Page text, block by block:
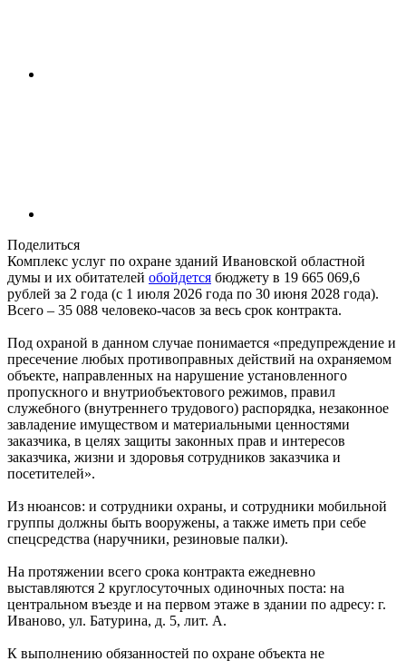
Поделиться
Комплекс услуг по охране зданий Ивановской областной
думы и их обитателей обойдется бюджету в 19 665 069,6
рублей за 2 года (с 1 июля 2026 года по 30 июня 2028 года).
Всего – 35 088 человеко-часов за весь срок контракта.
Под охраной в данном случае понимается «предупреждение и
пресечение любых противоправных действий на охраняемом
объекте, направленных на нарушение установленного
пропускного и внутриобъектового режимов, правил
служебного (внутреннего трудового) распорядка, незаконное
завладение имуществом и материальными ценностями
заказчика, в целях защиты законных прав и интересов
заказчика, жизни и здоровья сотрудников заказчика и
посетителей».
Из нюансов: и сотрудники охраны, и сотрудники мобильной
группы должны быть вооружены, а также иметь при себе
спецсредства (наручники, резиновые палки).
На протяжении всего срока контракта ежедневно
выставляются 2 круглосуточных одиночных поста: на
центральном въезде и на первом этаже в здании по адресу: г.
Иваново, ул. Батурина, д. 5, лит. А.
К выполнению обязанностей по охране объекта не